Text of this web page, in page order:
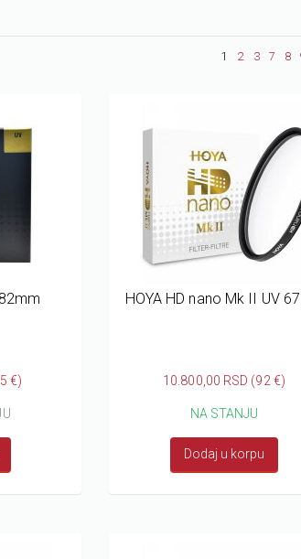
1 2 3 7 8
€)
HOYA HD nano Mk II UV
10.800,00 RSD (92 €)
NA STANJU
Dodaj u korpu